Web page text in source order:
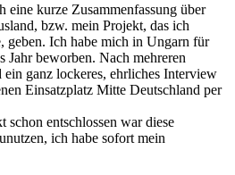
eine kurze Zusammenfassung über
bzw. mein Projekt, das ich
geben. Ich habe mich in Ungarn für
Jahr beworben. Nach mehreren
ein ganz lockeres, ehrliches Interview
Einsatzplatz Mitte Deutschland per
schon entschlossen war diese
ich habe sofort mein